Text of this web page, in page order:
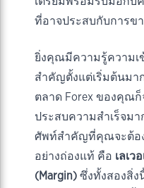
ที่อาจประสบกับการข
ยิ่งคุณมีความรู้ความเ
สำคัญตั้งแต่เริ่มต้นมา
ตลาด Forex ของคุณ
ประสบความสำเร็จม
ศัพท์สำคัญที่คุณจะต้อง
อย่างถ่องแท้ คือ เลเว
(Margin) ซึ่งทั้งสองสิ่